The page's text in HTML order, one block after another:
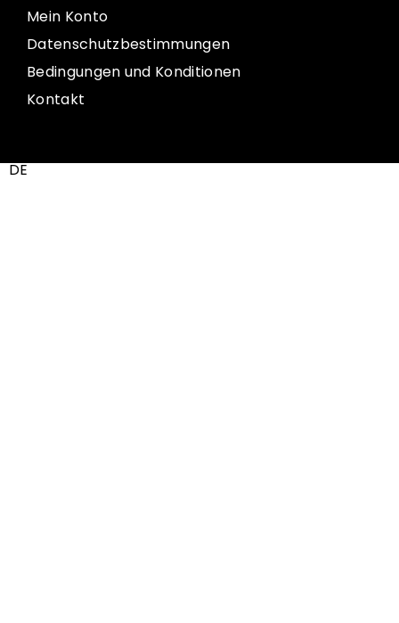
Mein Konto
Datenschutzbestimmungen
Bedingungen und Konditionen
Kontakt
DE